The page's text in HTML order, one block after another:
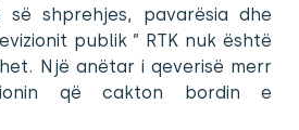
së shprehjes, pavarësia dhe
publik ” RTK nuk është
Një anëtar i qeverisë merr
që cakton bordin e